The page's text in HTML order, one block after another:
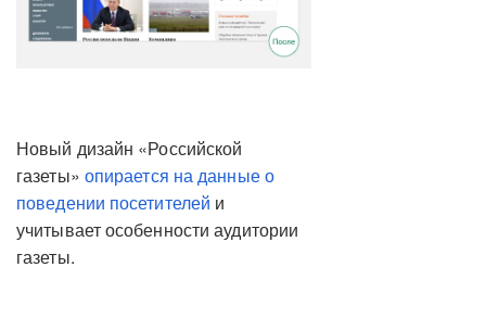
Новый дизайн «Российской
газеты» опирается на данные о
поведении посетителей и
учитывает особенности аудитории
газеты.